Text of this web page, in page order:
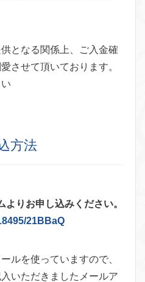
となる関係上、ご入金確
させて頂いております。
方法
よりお申し込みください。
21BBaQ
ルを使っていますので、
いただきましたメールア